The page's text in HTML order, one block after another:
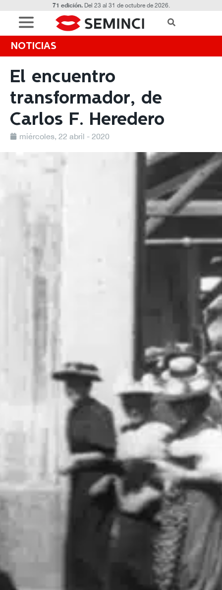
71 edición.Del 23 al 31 de octubre de 2026.
NOTICIAS
El encuentro
transformador, de
Carlos F. Heredero
miércoles, 22 abril - 2020